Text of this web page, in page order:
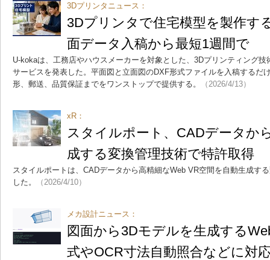
3Dプリンタニュース：
3Dプリンタで住宅模型を製作
面データ入稿から最短1週間で
U-kokaは、工務店やハウスメーカーを対象とした、3Dプリンティング
サービスを発表した。平面図と立面図のDXF形式ファイルを入稿するだ
形、郵送、品質保証までをワンストップで提供する。
（2026/4/13）
xR：
スタイルポート、CADデータか
成する変換管理技術で特許取得
スタイルポートは、CADデータから高精細なWeb VR空間を自動生成す
した。
（2026/4/10）
メカ設計ニュース：
図面から3Dモデルを生成する
式やOCR寸法自動照合などに対